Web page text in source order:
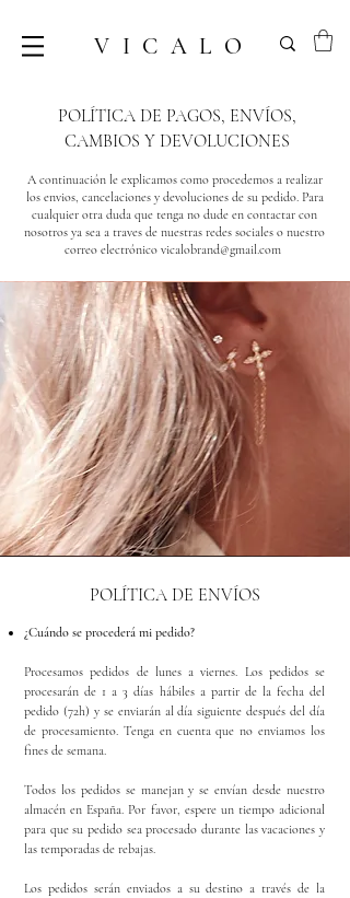
VICALO
POLÍTICA DE PAGOS, ENVÍOS,
CAMBIOS Y DEVOLUCIONES
A continuación le explicamos como procedemos a realizar
los envios, cancelaciones y devoluciones de su pedido. Para
cualquier otra duda que tenga no dude en contactar con
nosotros ya sea a traves de nuestras redes sociales o nuestro
correo electrónico vicalobrand@gmail.com
POLÍTICA DE ENVÍOS
¿Cuándo se procederá mi pedido?
Procesamos pedidos de lunes a viernes. Los pedidos se
procesarán de 1 a 3 días hábiles a partir de la fecha del
pedido (72h) y se enviarán al día siguiente después del día
de procesamiento. Tenga en cuenta que no enviamos los
fines de semana.
Todos los pedidos se manejan y se envían desde nuestro
almacén en España. Por favor, espere un tiempo adicional
para que su pedido sea procesado durante las vacaciones y
las temporadas de rebajas.
Los pedidos serán enviados a su destino a través de la